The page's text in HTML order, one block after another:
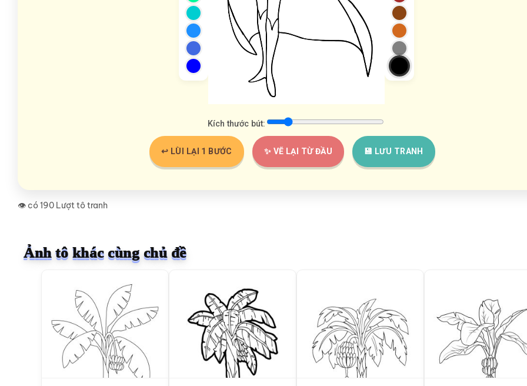
Kích thước bút:
↩️ LÙI LẠI 1 BƯỚC ✨ VẼ LẠI TỪ ĐẦU 💾 LƯU TRANH
👁️ có 190 Lượt tô tranh
Ảnh tô khác cùng chủ đề